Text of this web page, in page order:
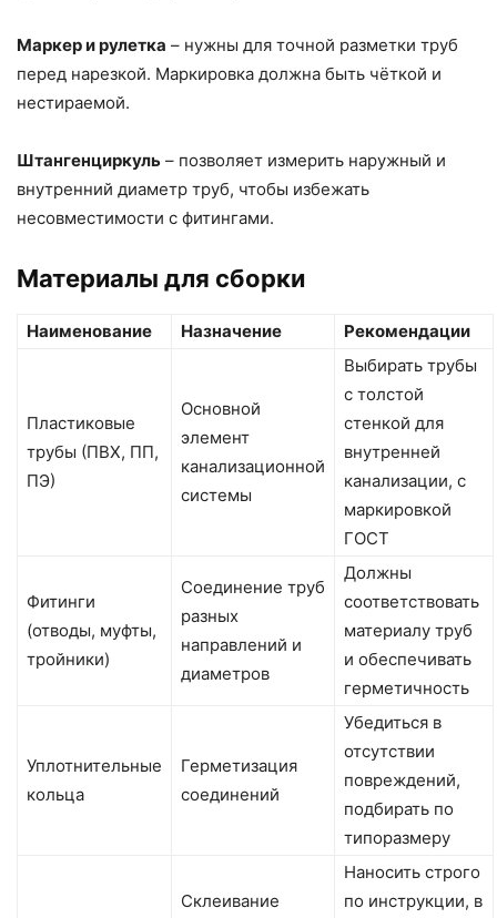
Маркер и рулетка – нужны для точной разметки труб
перед нарезкой. Маркировка должна быть чёткой и
нестираемой.
Штангенциркуль – позволяет измерить наружный и
внутренний диаметр труб, чтобы избежать
несовместимости с фитингами.
Материалы для сборки
Наименование Назначение Рекомендации
Пластиковые
трубы (ПВХ, ПП,
ПЭ)
Основной
элемент
канализационной
системы
Выбирать трубы
с толстой
стенкой для
внутренней
канализации, с
маркировкой
ГОСТ
Фитинги
(отводы, муфты,
тройники)
Соединение труб
разных
направлений и
диаметров
Должны
соответствовать
материалу труб
и обеспечивать
герметичность
Уплотнительные
кольца
Герметизация
соединений
Убедиться в
отсутствии
повреждений,
подбирать по
типоразмеру
Склеивание
Наносить строго
по инструкции, в